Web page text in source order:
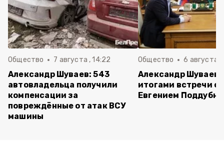
Общество 7 августа , 14:22
Александр Шуваев: 543
автовладельца получили
компенсации за
повреждённые от атак ВСУ
машины
Общество 6 августа ,
Александр Шуваев
итогами встречи с
Евгением